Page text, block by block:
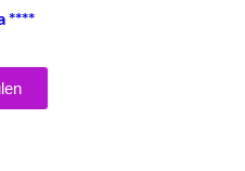
****